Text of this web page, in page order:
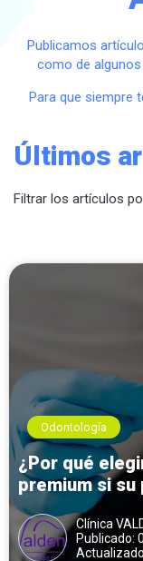
Publicamos
como de
Para que siempre
Últimos
Filtrar los artículos
Odontología
¿Por qué
premium si su
diferencias
opciones?
Clínica
Publicado: